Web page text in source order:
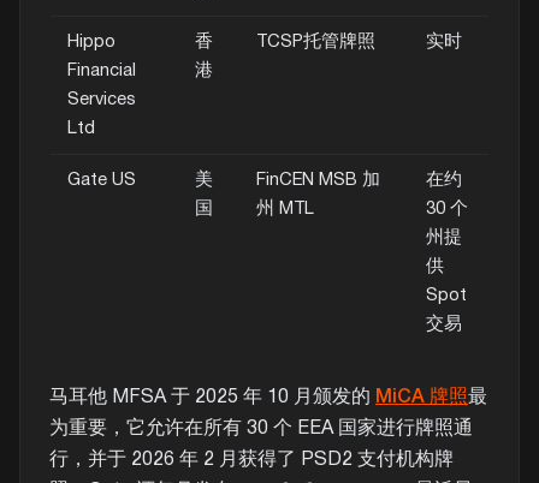
Hippo
Financial
Services
Ltd
香
港
TCSP托管牌照 实时
Gate US
美
国
FinCEN MSB 加
州 MTL
在约
30 个
州提
供
Spot
交易
马耳他 MFSA 于 2025 年 10 月颁发的 MiCA 牌照最
为重要，它允许在所有 30 个 EEA 国家进行牌照通
行，并于 2026 年 2 月获得了 PSD2 支付机构牌